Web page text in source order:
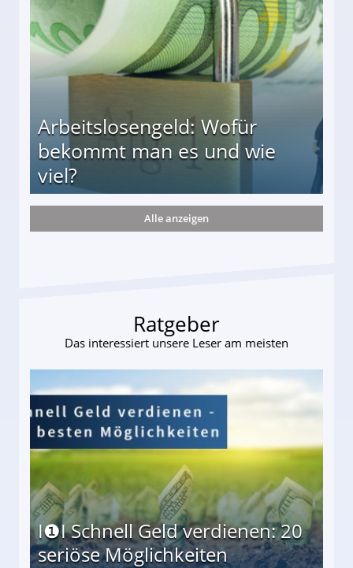
Arbeitslosengeld: Wofür
bekommt man es und wie
viel?
und wie viel?
Alle anzeigen
Ratgeber
Das interessiert unsere Leser am meisten
I❶I Schnell Geld verdienen: 20
seriöse Möglichkeiten